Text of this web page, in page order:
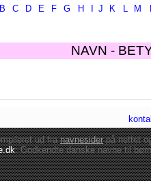
B C D E F G H J K L M
NAVN -
ud franavnesiderpå nettet
: Godkendte danskenavne til børn